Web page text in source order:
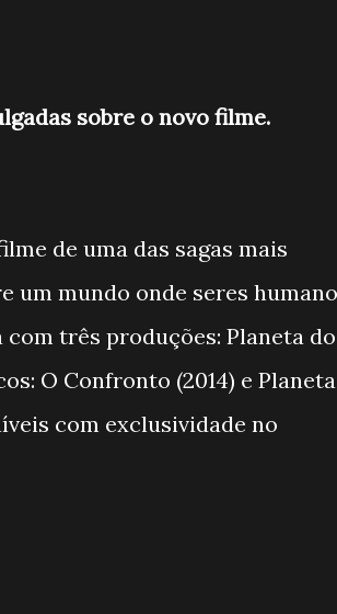
sobre o novo filme.
de uma das sagas mais
um mundo onde seres
três produções: Planeta
O Confronto (2014) e Planeta
com exclusividade no